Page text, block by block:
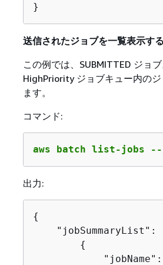
}
送信されたジョブを一覧表示す
この例では、SUBMITTED ジョ
HighPriority ジョブキュー内の
ます。
コマンド:
aws batch list-jobs --
出力:
{
"jobSummaryList":
{